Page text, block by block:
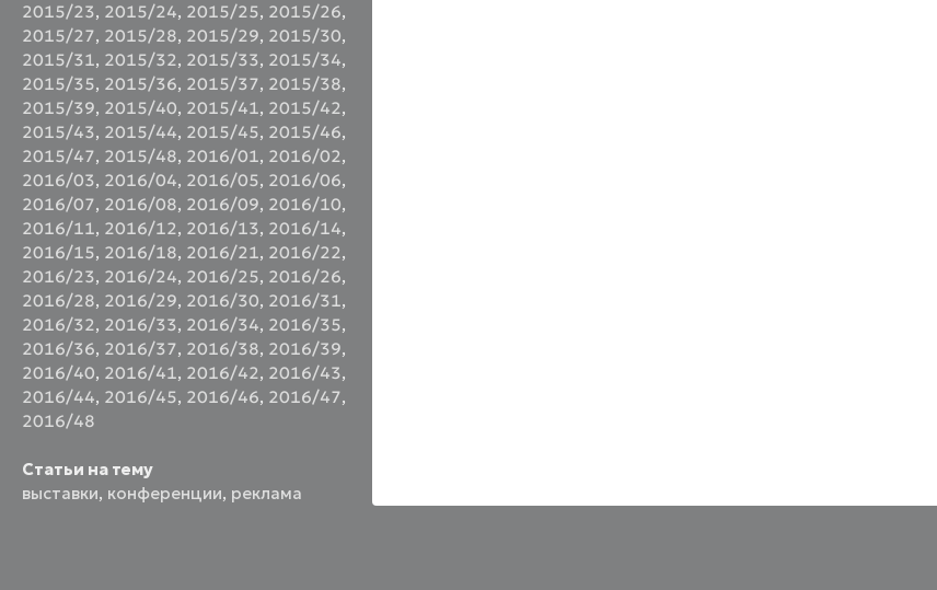
2015/23, 2015/24, 2015/25, 2015/26,
2015/27, 2015/28, 2015/29, 2015/30,
2015/31, 2015/32, 2015/33, 2015/34,
2015/35, 2015/36, 2015/37, 2015/38,
2015/39, 2015/40, 2015/41, 2015/42,
2015/43, 2015/44, 2015/45, 2015/46,
2015/47, 2015/48, 2016/01, 2016/02,
2016/03, 2016/04, 2016/05, 2016/06,
2016/07, 2016/08, 2016/09, 2016/10,
2016/11, 2016/12, 2016/13, 2016/14,
2016/15, 2016/18, 2016/21, 2016/22,
2016/23, 2016/24, 2016/25, 2016/26,
2016/28, 2016/29, 2016/30, 2016/31,
2016/32, 2016/33, 2016/34, 2016/35,
2016/36, 2016/37, 2016/38, 2016/39,
2016/40, 2016/41, 2016/42, 2016/43,
2016/44, 2016/45, 2016/46, 2016/47,
2016/48
Статьи на тему
выставки, конференции, реклама